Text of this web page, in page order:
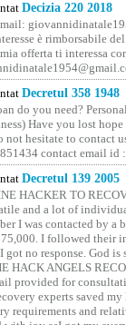
Decizia 220 2018
è rimborsabile
offerta ti interessa
Decretul 358 1948
do you need?
Have you lost
not hesitate to contact
contact email
Decretul 139 2005
HACKER TO
and a lot of
I was contacted by a
I followed their
got no response. God
HACK ANGELS
provided for
experts saved
requirements and